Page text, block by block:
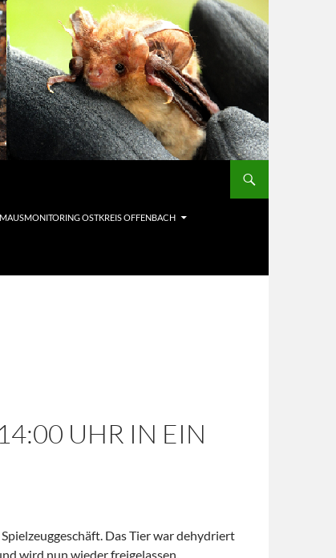
OSTKREIS OFFENBACH
UHR IN EIN H
Das Tier war dehydriert
wird nun wieder freigelassen.